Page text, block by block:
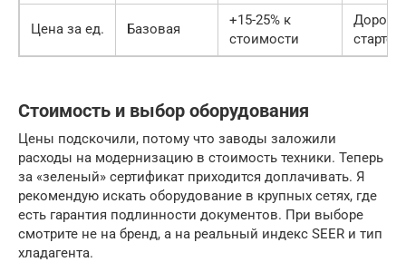
Цена за ед. Базовая
+15-25% к
стоимости
Дороже
старте
Стоимость и выбор оборудования
Цены подскочили, потому что заводы заложили
расходы на модернизацию в стоимость техники. Теперь
за «зеленый» сертификат приходится доплачивать. Я
рекомендую искать оборудование в крупных сетях, где
есть гарантия подлинности документов. При выборе
смотрите не на бренд, а на реальный индекс SEER и тип
хладагента.